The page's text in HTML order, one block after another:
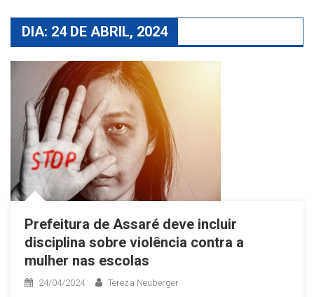
DIA: 24 DE ABRIL, 2024
Prefeitura de Assaré deve incluir
disciplina sobre violência contra a
mulher nas escolas
24/04/2024 Tereza Neuberger